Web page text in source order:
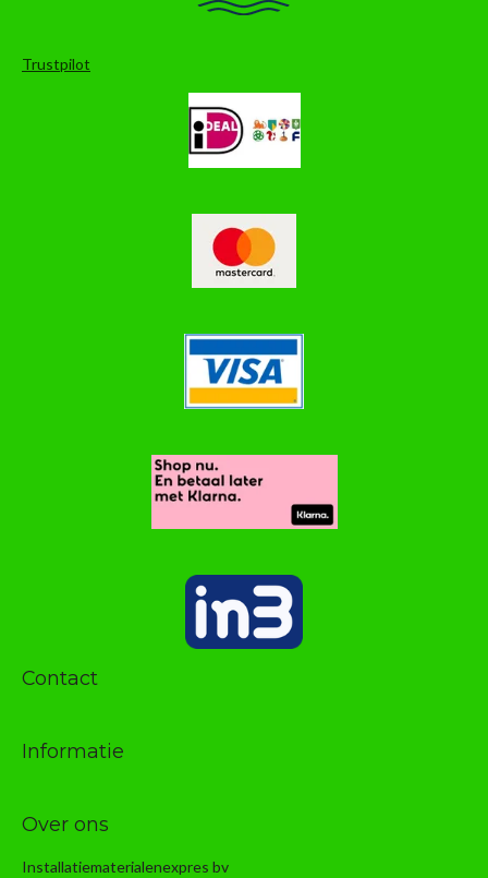
Trustpilot
Contact
Informatie
Over ons
Installatiematerialenexpres bv